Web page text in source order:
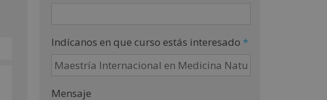
Indícanos en que curso estás interesado *
Mensaje